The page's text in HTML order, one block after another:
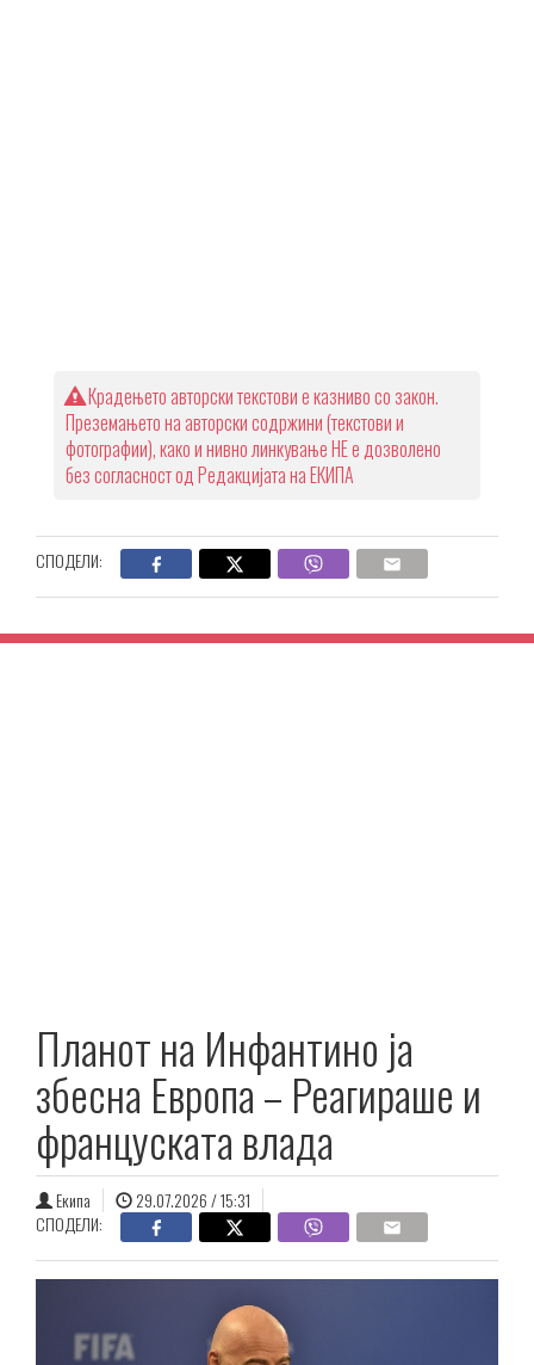
Крадењето авторски текстови е казниво со закон.
Преземањето на авторски содржини (текстови и
фотографии), како и нивно линкување НЕ е дозволено
без согласност од Редакцијата на ЕКИПА
СПОДЕЛИ:
Планот на Инфантино ја
збесна Европа – Реагираше и
француската влада
Екипа
29.07.2026 / 15:31
СПОДЕЛИ: